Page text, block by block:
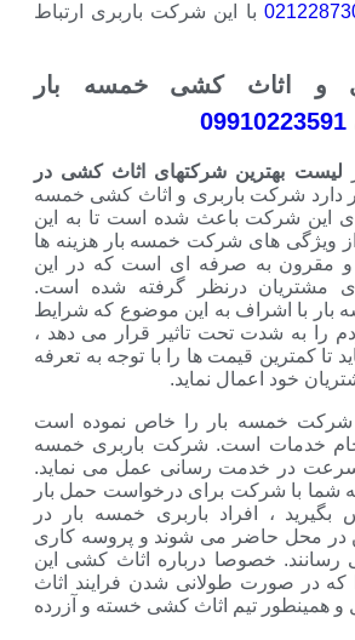
این شرکت باربری ارتباط
کشی خمسه بار
شرکتهای اثاث کشی در
باربری و اثاث کشی خمسه
شده است تا به این
شرکت خمسه بار هزینه ها
صرفه ای است که در این
گرفته شده است.
به این موضوع که شرایط
تاثیر قرار می دهد ،
ها را با توجه به تعرفه
نماید.
را خاص نموده است
شرکت باربری خمسه
رسانی عمل می نماید.
برای درخواست حمل بار
باربری خمسه بار در
می شوند و پروسه کاری
درباره اثاث کشی این
شدن فرایند اثاث
اثاث کشی خسته و آزرده